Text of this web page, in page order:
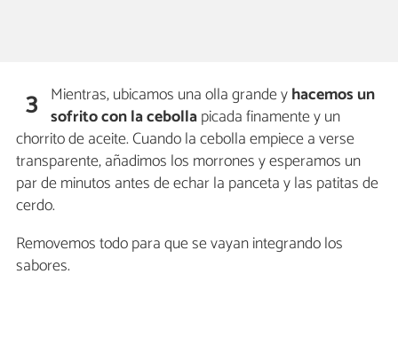
3 Mientras, ubicamos una olla grande yhacemos un
sofrito con la cebollapicada finamente y un
chorrito de aceite. Cuando la cebolla empiece a verse
transparente, añadimos los morrones y esperamos un
par de minutos antes de echar la panceta y las patitas de
cerdo.
Removemos todo para que se vayan integrando los
sabores.